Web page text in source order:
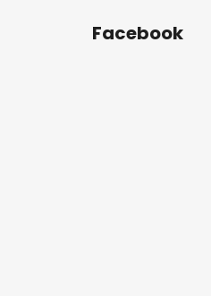
Facebook